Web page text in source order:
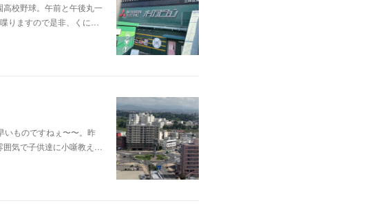
校野球。午前と午後丸一
りますので是非、くに…
いものですねぇ〜〜。昨
気で子供達に小噺教え…